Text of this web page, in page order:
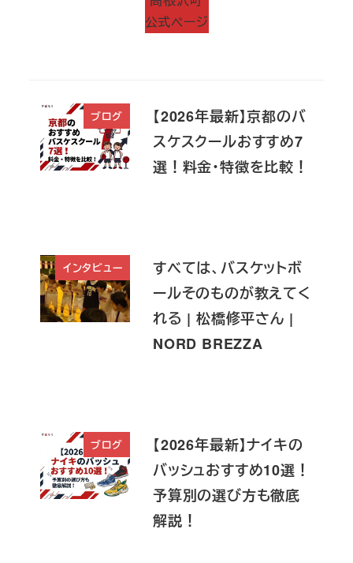
公式ページ
ブログ
【2026年最新】京都のバ
スケスクールおすすめ7
選！料金・特徴を比較！
インタビュー
すべては、バスケットボ
ールそのものが教えてく
れる | 松橋修平さん |
NORD BREZZA
ブログ
【2026年最新】ナイキの
バッシュおすすめ10選！
予算別の選び方も徹底
解説！